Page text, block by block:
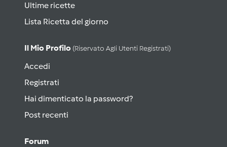
Ultime ricette
Lista Ricetta del giorno
Il Mio Profilo (riservato Agli Utenti Registrati)
Accedi
Registrati
Hai dimenticato la password?
Post recenti
Forum